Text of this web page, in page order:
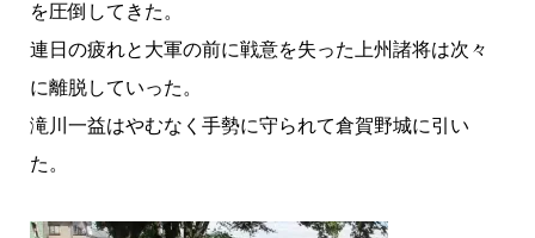
を圧倒してきた。
連日の疲れと大軍の前に戦意を失った上州諸将は次々
に離脱していった。
滝川一益はやむなく手勢に守られて倉賀野城に引い
た。